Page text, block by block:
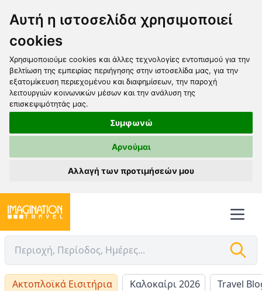
Αυτή η ιστοσελίδα χρησιμοποιεί
cookies
Χρησιμοποιούμε cookies και άλλες τεχνολογίες εντοπισμού για την
βελτίωση της εμπειρίας περιήγησης στην ιστοσελίδα μας, για την
εξατομίκευση περιεχομένου και διαφημίσεων, την παροχή
λειτουργιών κοινωνικών μέσων και την ανάλυση της
επισκεψιμότητάς μας.
Συμφωνώ
Αρνούμαι
Αλλαγή των προτιμήσεών μου
Ακτοπλοϊκά Εισιτήρια Καλοκαίρι 2026 Travel